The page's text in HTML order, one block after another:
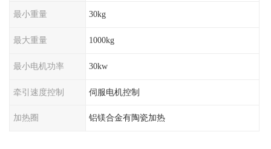
最小重量 30kg
最大重量 1000kg
最小电机功率 30kw
牵引速度控制 伺服电机控制
加热圈 铝镁合金有陶瓷加热